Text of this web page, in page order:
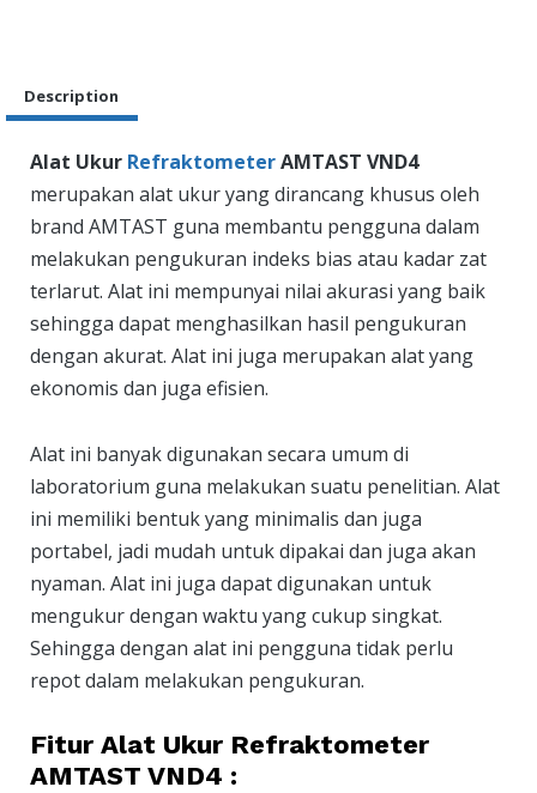
Description
Alat Ukur RefraktometerAMTAST VND4
merupakan alat ukur yang dirancang khusus oleh
brand AMTAST guna membantu pengguna dalam
melakukan pengukuran indeks bias atau kadar zat
terlarut. Alat ini mempunyai nilai akurasi yang baik
sehingga dapat menghasilkan hasil pengukuran
dengan akurat. Alat ini juga merupakan alat yang
ekonomis dan juga efisien.
Alat ini banyak digunakan secara umum di
laboratorium guna melakukan suatu penelitian. Alat
ini memiliki bentuk yang minimalis dan juga
portabel, jadi mudah untuk dipakai dan juga akan
nyaman. Alat ini juga dapat digunakan untuk
mengukur dengan waktu yang cukup singkat.
Sehingga dengan alat ini pengguna tidak perlu
repot dalam melakukan pengukuran.
Fitur Alat Ukur Refraktometer
AMTAST VND4 :